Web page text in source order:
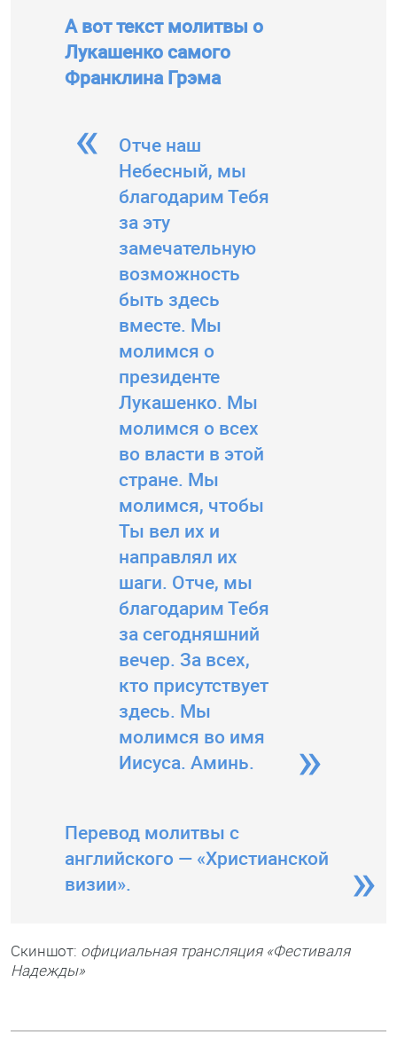
А вот текст молитвы о
Лукашенко самого
Франклина Грэма
Отче наш
Небесный, мы
благодарим Тебя
за эту
замечательную
возможность
быть здесь
вместе. Мы
молимся о
президенте
Лукашенко. Мы
молимся о всех
во власти в этой
стране. Мы
молимся, чтобы
Ты вел их и
направлял их
шаги. Отче, мы
благодарим Тебя
за сегодняшний
вечер. За всех,
кто присутствует
здесь. Мы
молимся во имя
Иисуса. Аминь.
Перевод молитвы с
английского — «Христианской
визии».
Скиншот: официальная трансляция «Фестиваля
Надежды»